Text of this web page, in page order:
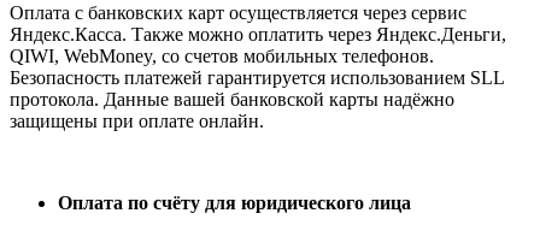
Оплата с банковских карт осуществляется через сервис
Яндекс.Касса. Также можно оплатить через Яндекс.Деньги,
QIWI, WebMoney, со счетов мобильных телефонов.
Безопасность платежей гарантируется использованием SLL
протокола. Данные вашей банковской карты надёжно
защищены при оплате онлайн.
Оплата по счёту для юридического лица